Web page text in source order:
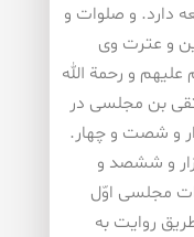
دارد. و صلوات و
و عترت وى
و رحمة الله
بن مجلسى در
و شصت و چهار.
و ششصد و
مجلسى اوّل
روايت به